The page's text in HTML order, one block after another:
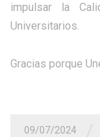
impulsar la
Universitarios.
Gracias porque
09/07/2024